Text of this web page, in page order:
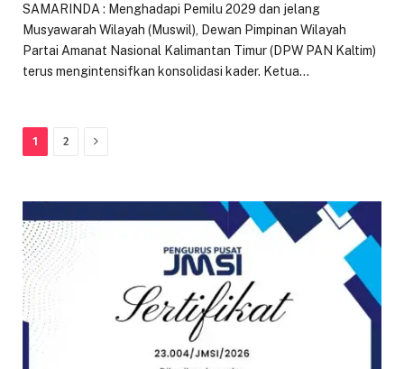
SAMARINDA : Menghadapi Pemilu 2029 dan jelang
Musyawarah Wilayah (Muswil), Dewan Pimpinan Wilayah
Partai Amanat Nasional Kalimantan Timur (DPW PAN Kaltim)
terus mengintensifkan konsolidasi kader. Ketua…
1 2 Next